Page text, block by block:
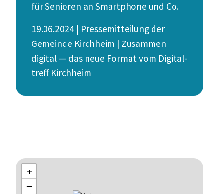
für Senioren an Smart­phone und Co.
19.06.2024 | Presse­mit­teilung der
Gemeinde Kirchheim | Zusammen
digital — das neue Format vom Digital­
treff Kirchheim
+
−